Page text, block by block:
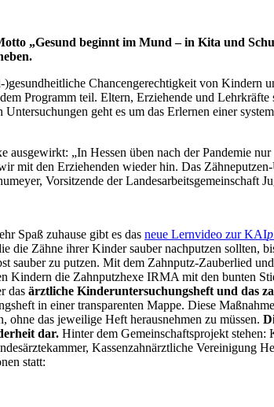
„Gesund beginnt im Mund – in Kita und
Chancengerechtigkeit von Kindern
Programm teil. Eltern, Erziehende und
geht es um das Erlernen einer
„In Hessen üben nach der Pandemie
mit den Erziehenden wieder hin. Das
Vorsitzende der Landesarbeits­gemeinschaft
Spaß zuhause gibt es das neue Lernvideo zur KAI
die Zähne ihrer Kinder sauber nachputzen sollten,
sauber zu putzen. Mit dem Zahnputz-Zauberlied
Kindern die Zahnputzhexe IRMA mit den bunten
das ärztliche Kinderuntersuchungsheft und das
in einer transparenten Mappe. Diese
das jeweilige Heft herausnehmen zu müssen.
dar. Hinter dem Gemeinschaftsprojekt
Kassenzahnärztliche Vereinigung
statt: